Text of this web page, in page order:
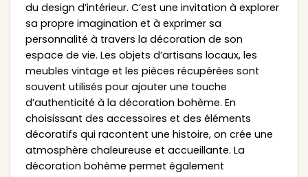
du design d’intérieur. C’est une invitation à explorer
sa propre imagination et à exprimer sa
personnalité à travers la décoration de son
espace de vie. Les objets d’artisans locaux, les
meubles vintage et les pièces récupérées sont
souvent utilisés pour ajouter une touche
d’authenticité à la décoration bohème. En
choisissant des accessoires et des éléments
décoratifs qui racontent une histoire, on crée une
atmosphère chaleureuse et accueillante. La
décoration bohème permet également